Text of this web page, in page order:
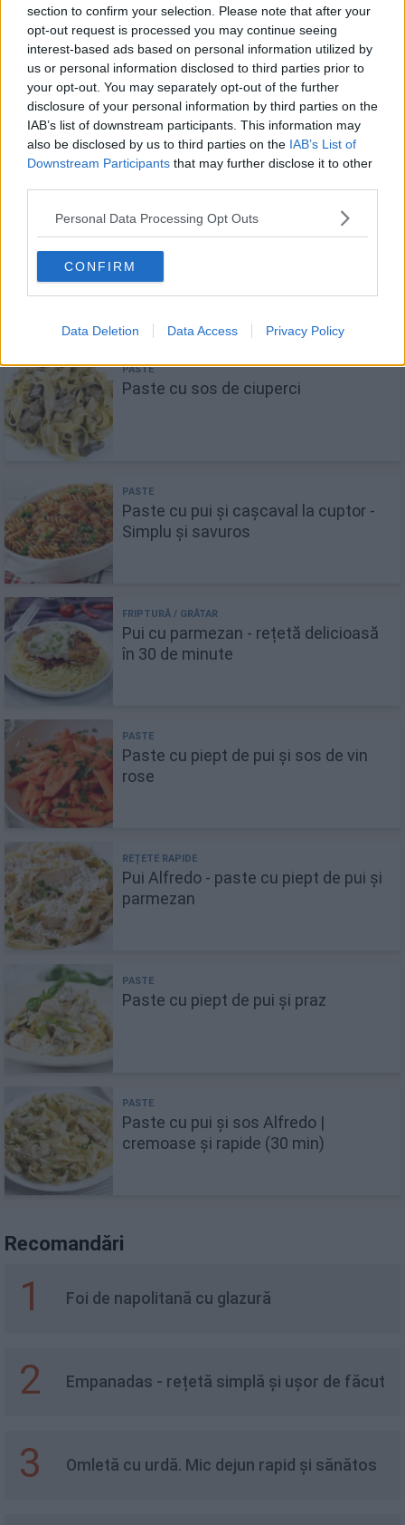
section to confirm your selection. Please note that after your
opt-out request is processed you may continue seeing
interest-based ads based on personal information utilized by
us or personal information disclosed to third parties prior to
your opt-out. You may separately opt-out of the further
disclosure of your personal information by third parties on the
IAB’s list of downstream participants. This information may
also be disclosed by us to third parties on the IAB’s List of
Downstream Participants that may further disclose it to other
Personal Data Processing Opt Outs
CONFIRM
Data Deletion Data Access Privacy Policy
FACEBOOK WHATSAPP EMAIL
Te-ar mai putea interesa
Piept de pui cu sos de roșii - rețetă
simplă și gata în 30 de minute
Paste cu sos de ciuperci
Paste cu pui și cașcaval la cuptor -
Simplu și savuros
Pui cu parmezan - rețetă delicioasă
în 30 de minute
Paste cu piept de pui și sos de vin
rose
Pui Alfredo - paste cu piept de pui și
parmezan
Paste cu piept de pui și praz
Paste cu pui și sos Alfredo |
cremoase și rapide (30 min)
Recomandări
1 Foi de napolitană cu glazură
2 Empanadas - rețetă simplă și ușor de făcut
3 Omletă cu urdă. Mic dejun rapid și sănătos